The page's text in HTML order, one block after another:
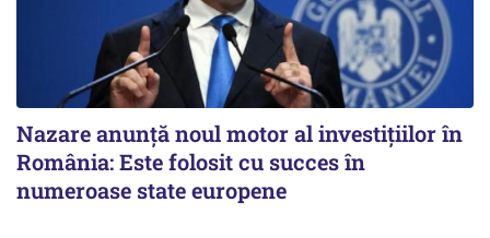
Nazare anunță noul motor al investițiilor în
România: Este folosit cu succes în
numeroase state europene